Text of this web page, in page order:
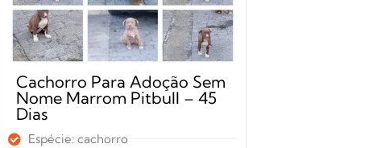
Cachorro Para Adoção Sem
Nome Marrom Pitbull – 45
Dias
Espécie: cachorro